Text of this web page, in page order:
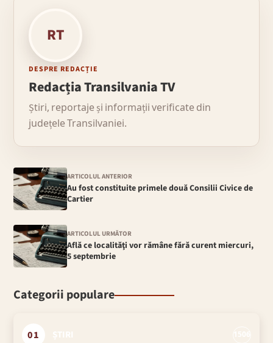
RT
DESPRE REDACȚIE
Redacția Transilvania TV
Știri, reportaje și informații verificate din
județele Transilvaniei.
ARTICOLUL ANTERIOR
Au fost constituite primele două Consilii Civice de
Cartier
ARTICOLUL URMĂTOR
Află ce localităţi vor rămâne fără curent miercuri,
5 septembrie
Categorii populare
01